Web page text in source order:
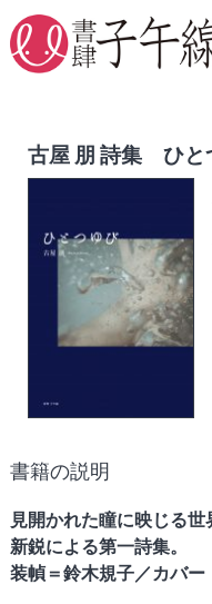
詩集
句集
映画
紀行
創刊の辞
雑誌 子午線
古屋 朋 詩集 ひと
書籍の説明
見開かれた瞳に映じる世
新鋭による第一詩集。
装幀＝鈴木規子／カバ